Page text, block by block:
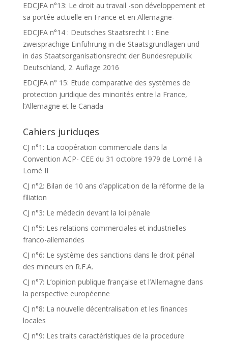
EDCJFA n°13: Le droit au travail -son développement et
sa portée actuelle en France et en Allemagne-
EDCJFA n°14 : Deutsches Staatsrecht I : Eine
zweisprachige Einführung in die Staatsgrundlagen und
in das Staatsorganisationsrecht der Bundesrepublik
Deutschland, 2. Auflage 2016
EDCJFA n° 15: Etude comparative des systèmes de
protection juridique des minorités entre la France,
l’Allemagne et le Canada
Cahiers juriduqes
CJ n°1: La coopération commerciale dans la
Convention ACP- CEE du 31 octobre 1979 de Lomé I à
Lomé II
CJ n°2: Bilan de 10 ans d’application de la réforme de la
filiation
CJ n°3: Le médecin devant la loi pénale
CJ n°5: Les relations commerciales et industrielles
franco-allemandes
CJ n°6: Le système des sanctions dans le droit pénal
des mineurs en R.F.A.
CJ n°7: L’opinion publique française et l’Allemagne dans
la perspective européenne
CJ n°8: La nouvelle décentralisation et les finances
locales
CJ n°9: Les traits caractéristiques de la procedure